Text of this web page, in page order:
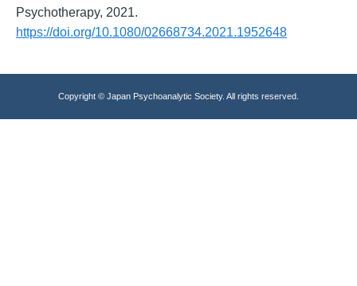
Psychotherapy, 2021.
https://doi.org/10.1080/02668734.2021.1952648
Copyright © Japan Psychoanalytic Society. All rights reserved.